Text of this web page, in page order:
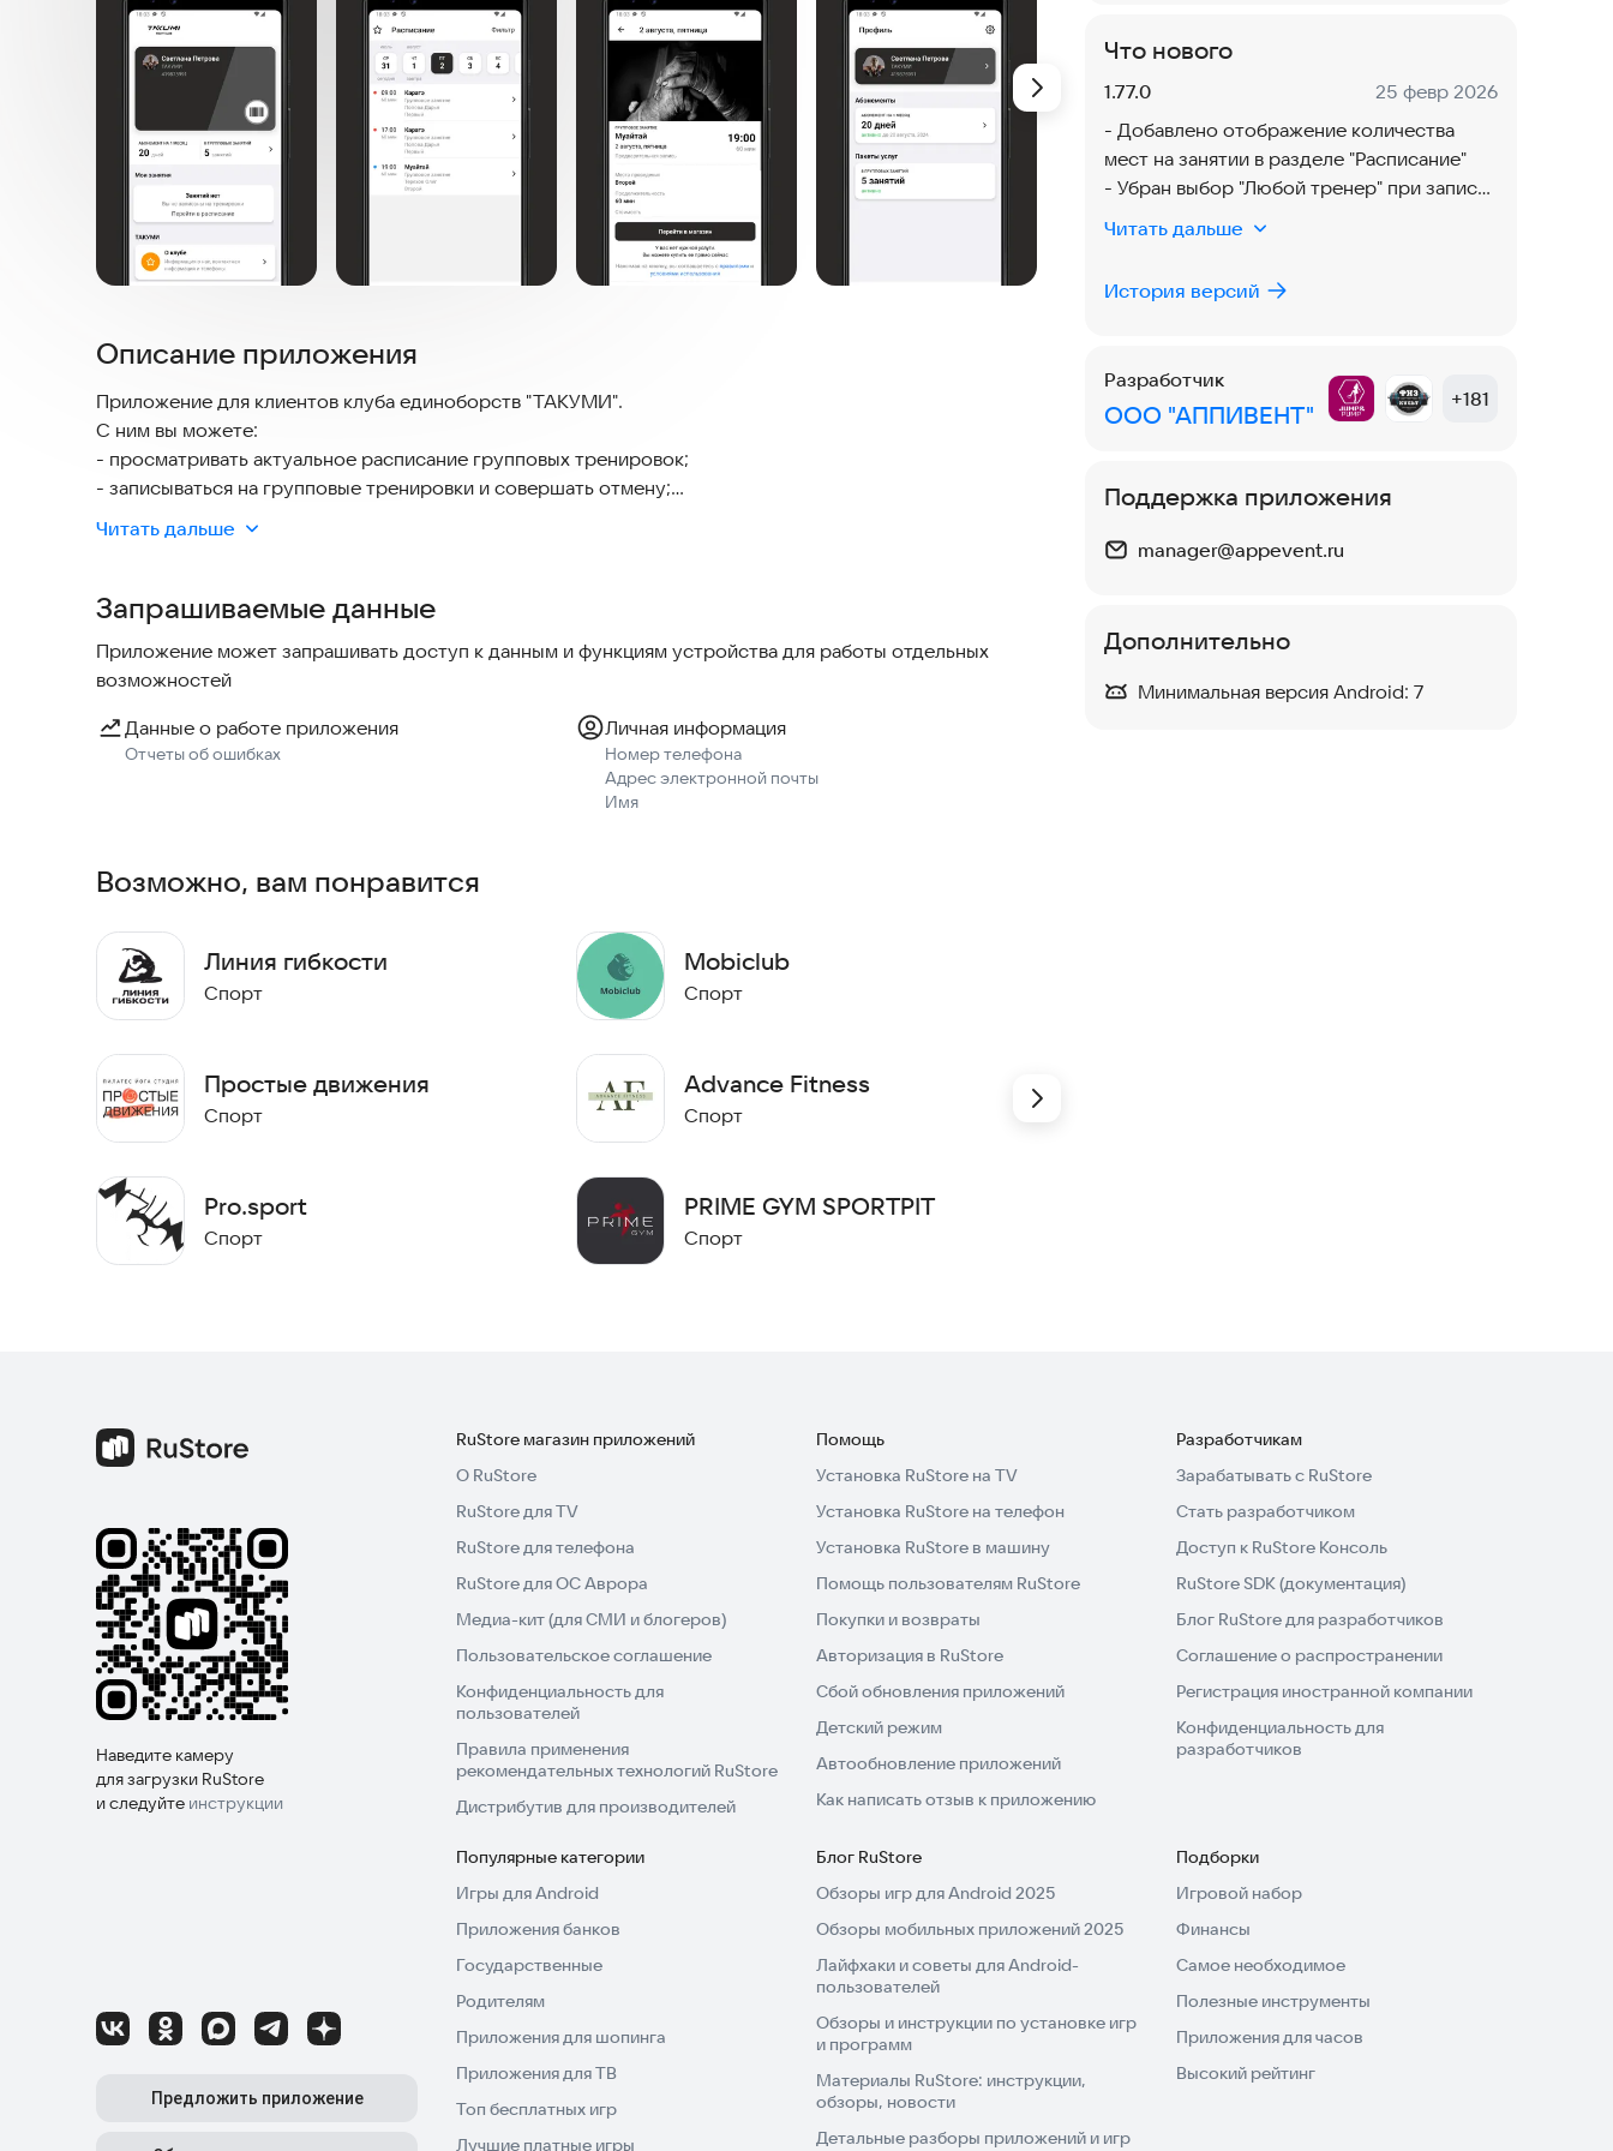
Описание приложения
Приложение для клиентов клуба единоборств "ТАКУМИ".
С ним вы можете:
- просматривать актуальное расписание групповых тренировок;
- записываться на групповые тренировки и совершать отмену;
- составлять личное расписание и вносить в него персональные тренировки;
- отправлять запросы на заморозку и продление абонемента;
- видеть оповещения о предстоящих занятиях и обо всех изменениях в клубе.
Читать дальше
Запрашиваемые данные
Приложение может запрашивать доступ к данным и функциям устройства для работы отдельных
возможностей
Данные о работе приложения
Отчеты об ошибках
Личная информация
Номер телефона
Адрес электронной почты
Имя
Возможно, вам понравится
Линия гибкости
Спорт
Простые движения
Спорт
Pro.sport
Спорт
Mobiclub
Спорт
Advance Fitness
Спорт
PRIME GYM SPORTPIT
Спорт
Что нового
Версия:
1.77.0 Дата:
25 февр 2026
- Добавлено отображение количества
мест на занятии в разделе "Расписание"
- Убран выбор "Любой тренер" при записи
на персональное занятие
- Исправили ошибки, чтобы работа в
Читать дальше
История версий
Разработчик
ООО "АППИВЕНТ"
+181
Поддержка приложения
manager@appevent.ru
Дополнительно
Минимальная версия Android: 7
Наведите камеру
для загрузки RuStore
и следуйте инструкции
Предложить приложение
RuStore магазин приложений
О RuStore
RuStore для TV
RuStore для телефона
RuStore для ОС Аврора
Медиа-кит (для СМИ и блогеров)
Пользовательское соглашение
Конфиденциальность для
пользователей
Правила применения
рекомендательных технологий RuStore
Дистрибутив для производителей
Помощь
Установка RuStore на TV
Установка RuStore на телефон
Установка RuStore в машину
Помощь пользователям RuStore
Покупки и возвраты
Авторизация в RuStore
Сбой обновления приложений
Детский режим
Автообновление приложений
Как написать отзыв к приложению
Разработчикам
Зарабатывать с RuStore
Стать разработчиком
Доступ к RuStore Консоль
RuStore SDK (документация)
Блог RuStore для разработчиков
Соглашение о распространении
Регистрация иностранной компании
Конфиденциальность для
разработчиков
Популярные категории
Игры для Android
Приложения банков
Государственные
Родителям
Приложения для шопинга
Приложения для ТВ
Топ бесплатных игр
Лучшие платные игры
Блог RuStore
Обзоры игр для Android 2025
Обзоры мобильных приложений 2025
Лайфхаки и советы для Android-
пользователей
Обзоры и инструкции по установке игр
и программ
Материалы RuStore: инструкции,
обзоры, новости
Детальные разборы приложений и игр
Подборки
Игровой набор
Финансы
Самое необходимое
Полезные инструменты
Приложения для часов
Высокий рейтинг